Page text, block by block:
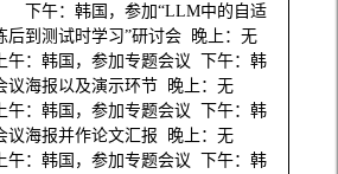
国，参加“LLM中的自适
后到测试时学习”研讨会
晚上：无
午：韩国，参加专题会议
下午：韩
议海报以及演示环节
晚上：无
午：韩国，参加专题会议
下午：韩
议海报并作论文汇报
晚上：无
午：韩国，参加专题会议
下午：韩